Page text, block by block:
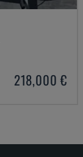
218,000 €